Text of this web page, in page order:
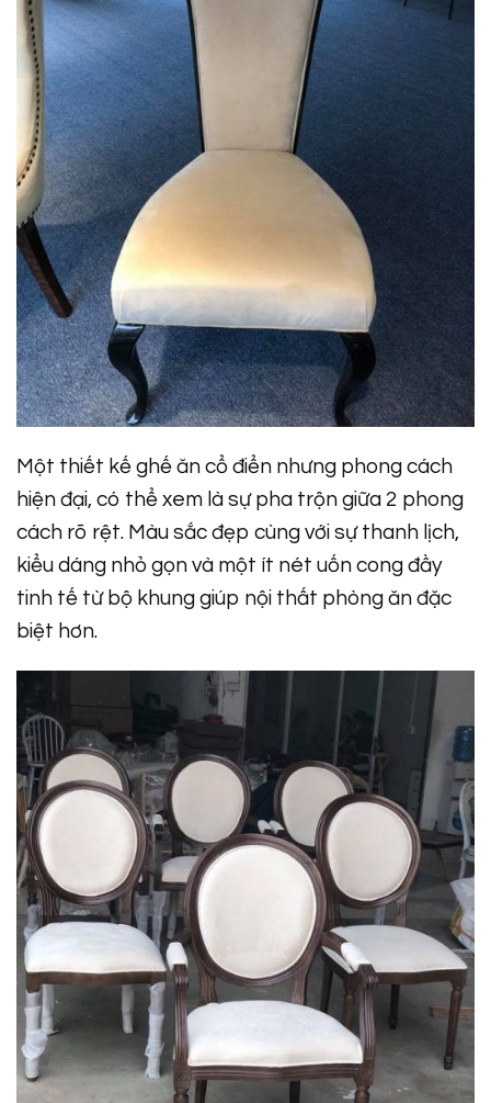
Một thiết kế ghế ăn cổ điển nhưng phong cách
hiện đại, có thể xem là sự pha trộn giữa 2 phong
cách rõ rệt. Màu sắc đẹp cùng với sự thanh lịch,
kiểu dáng nhỏ gọn và một ít nét uốn cong đầy
tinh tế từ bộ khung giúp nội thất phòng ăn đặc
biệt hơn.